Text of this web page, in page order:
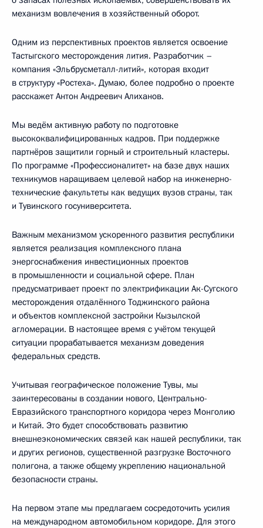
механизм вовлечения в хозяйственный оборот.
Одним из перспективных проектов является освоение
Тастыгского месторождения лития. Разработчик –
компания «Эльбрусметалл-литий», которая входит
в структуру «Ростеха». Думаю, более подробно о проекте
расскажет Антон Андреевич Алиханов.
Мы ведём активную работу по подготовке
высококвалифицированных кадров. При поддержке
партнёров защитили горный и строительный кластеры.
По программе «Профессионалитет» на базе двух наших
техникумов наращиваем целевой набор на инженерно-
технические факультеты как ведущих вузов страны, так
и Тувинского госуниверситета.
Важным механизмом ускоренного развития республики
является реализация комплексного плана
энергоснабжения инвестиционных проектов
в промышленности и социальной сфере. План
предусматривает проект по электрификации Ак-Сугского
месторождения отдалённого Тоджинского района
и объектов комплексной застройки Кызылской
агломерации. В настоящее время с учётом текущей
ситуации прорабатывается механизм доведения
федеральных средств.
Учитывая географическое положение Тувы, мы
заинтересованы в создании нового, Центрально-
Евразийского транспортного коридора через Монголию
и Китай. Это будет способствовать развитию
внешнеэкономических связей как нашей республики, так
и других регионов, существенной разгрузке Восточного
полигона, а также общему укреплению национальной
безопасности страны.
На первом этапе мы предлагаем сосредоточить усилия
на международном автомобильном коридоре. Для этого